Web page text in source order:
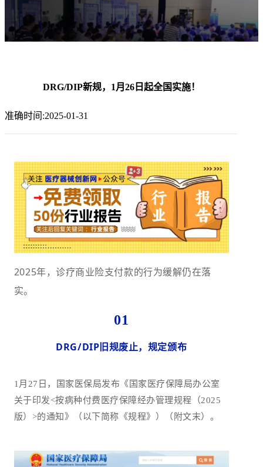
DRG/DIP新规，1月26日起全国实施！
准确时间:2025-01-31
2025年，诊疗商业险支付款的行为缓解仍在落
实。
01
DRG/DIP旧规废止，规定颁布
1月27日，国家医保局发布《国家医疗保障局办公室
关于印发<按病种付费医疗保障经办管理规程（2025
版）>的通知》（以下简称《规程》）（附文末）。